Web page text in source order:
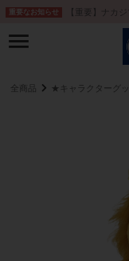
重要なお知らせ 【重要】ナカ
全商品 ★キャラクターグッ